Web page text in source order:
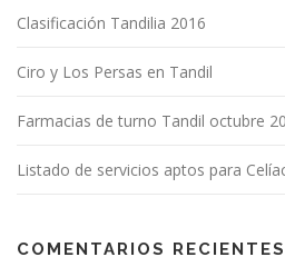
Clasificación Tandilia 2016
Ciro y Los Persas en Tandil
Farmacias de turno Tandil octubre
Listado de servicios aptos para
COMENTARIOS RECIENTES